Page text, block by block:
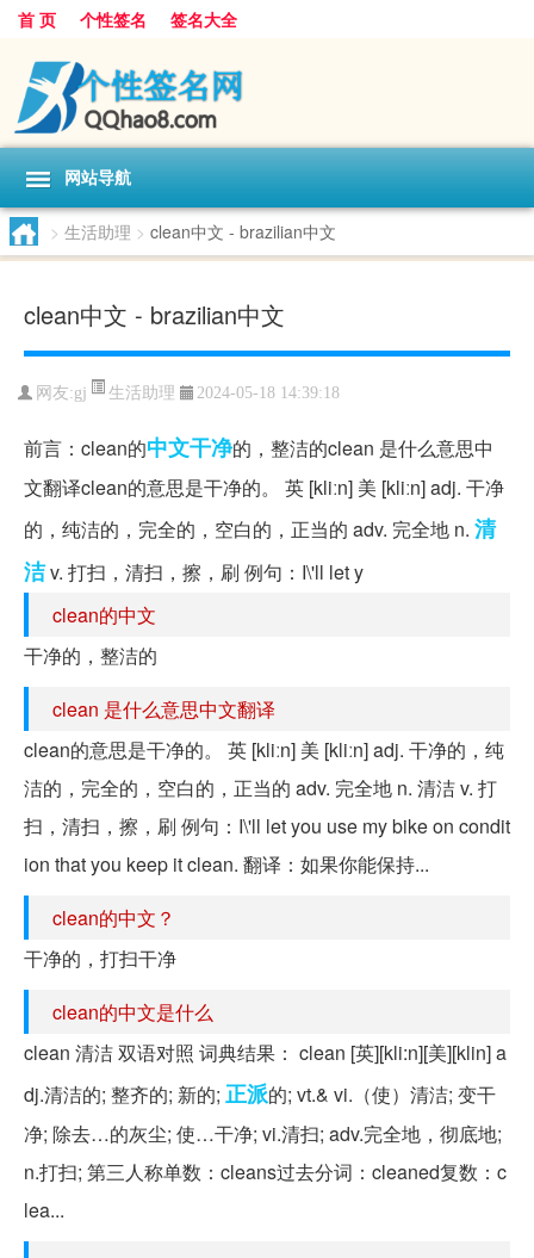
首 页 个性签名 签名大全
网站导航
> 生活助理 > clean中文 - brazilian中文
clean中文 - brazilian中文
网友:gj 生活助理 2024-05-18 14:39:18
前言：clean的中文干净的，整洁的clean 是什么意思中
文翻译clean的意思是干净的。 英 [kliːn] 美 [kliːn] adj. 干净
的，纯洁的，完全的，空白的，正当的 adv. 完全地 n. 清
洁v. 打扫，清扫，擦，刷 例句：I\'ll let y
clean的中文
干净的，整洁的
clean 是什么意思中文翻译
clean的意思是干净的。 英 [kliːn] 美 [kliːn] adj. 干净的，纯
洁的，完全的，空白的，正当的 adv. 完全地 n. 清洁 v. 打
扫，清扫，擦，刷 例句：I\'ll let you use my bike on condit
ion that you keep it clean. 翻译：如果你能保持...
clean的中文？
干净的，打扫干净
clean的中文是什么
clean 清洁 双语对照 词典结果： clean [英][kli:n][美][klin] a
dj.清洁的; 整齐的; 新的; 正派的; vt.& vi.（使）清洁; 变干
净; 除去…的灰尘; 使…干净; vi.清扫; adv.完全地，彻底地;
n.打扫; 第三人称单数：cleans过去分词：cleaned复数：c
lea...